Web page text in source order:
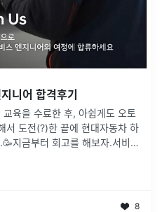
니어 합격후기
육을 수료한 후, 아쉽게도 오토
서 도전(?)한 끝에 현대자동차 하
지금부터 회고를 해보자.서비스
8